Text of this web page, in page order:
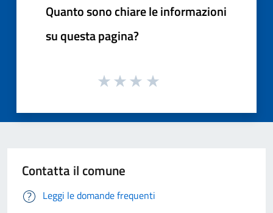
Quanto sono chiare le informazioni
su questa pagina?
Contatta il comune
Leggi le domande frequenti